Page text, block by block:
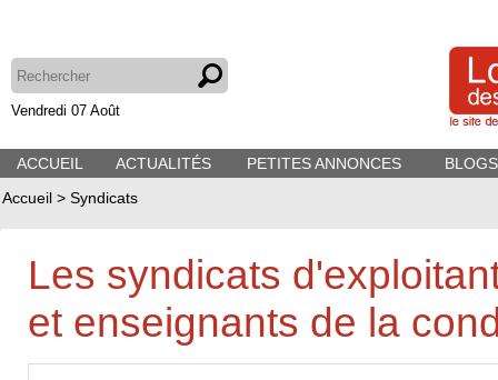
Vendredi 07 Août
ACCUEIL ACTUALITÉS PETITES ANNONCES
Accueil > Syndicats
Les syndicats
et enseignants de la